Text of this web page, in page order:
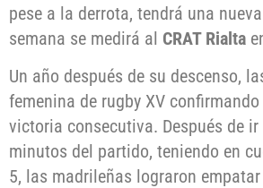
pese a la derrota, tendrá una
semana se medirá al CRAT Rialta
Un año después de su descenso,
femenina de rugby XV
victoria consecutiva. Después de
minutos del partido, teniendo en
5, las madrileñas lograron